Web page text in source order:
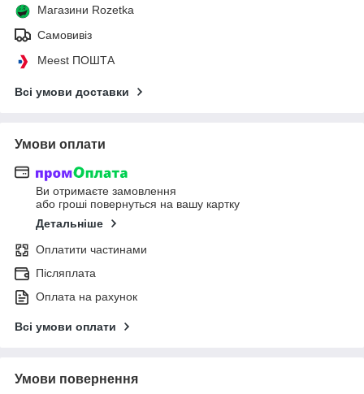
Магазини Rozetka
Самовивіз
Meest ПОШТА
Всі умови доставки
Умови оплати
Ви отримаєте замовлення
або гроші повернуться на вашу картку
Детальніше
Оплатити частинами
Післяплата
Оплата на рахунок
Всі умови оплати
Умови повернення